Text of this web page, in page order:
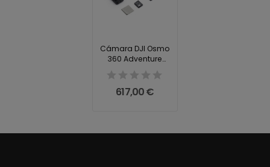
Cámara DJI Osmo
360 Adventure
617,00 €